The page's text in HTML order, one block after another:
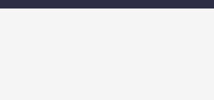
Les informations recueillies sur ce
votre demande. la durée de
portabilité, d'effacement de celles-ci
concernant et disposez du droit de
possibilité d'introduire une